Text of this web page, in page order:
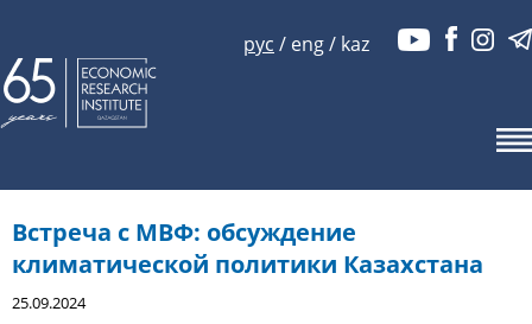
рус / eng/ kaz
Встреча с МВФ: обсуждение
климатической политики Казахстана
25.09.2024